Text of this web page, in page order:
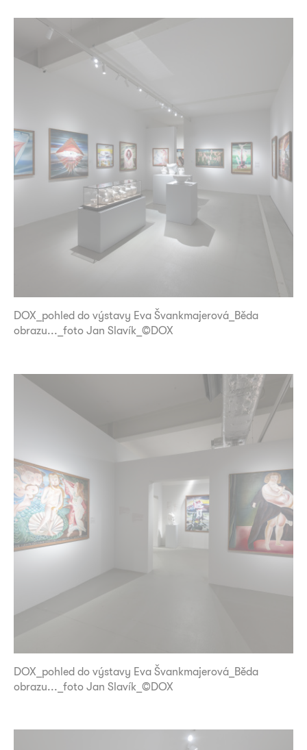
DOX_pohled do výstavy Eva Švankmajerová_Běda
obrazu..._foto Jan Slavík_©DOX
DOX_pohled do výstavy Eva Švankmajerová_Běda
obrazu..._foto Jan Slavík_©DOX